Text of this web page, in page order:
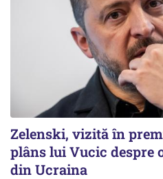
Zelenski, vizită în
plâns lui Vucic despre
din Ucraina